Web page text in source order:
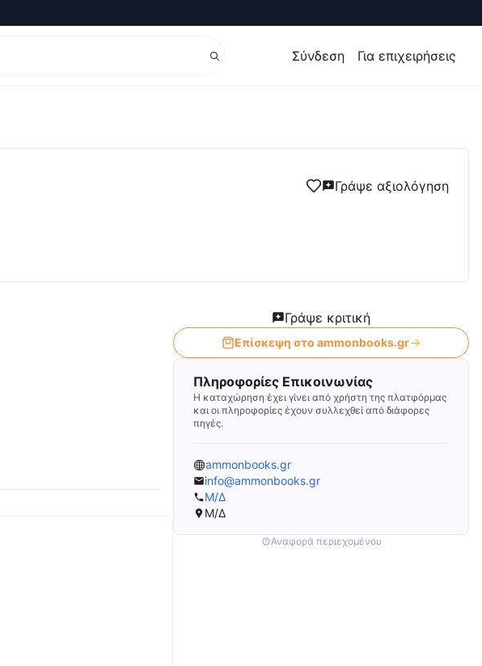
Σύνδεση Για επιχειρήσεις
Γράψε αξιολόγηση
Γράψε κριτική
Επίσκεψη στο ammonbooks.gr
Πληροφορίες Επικοινωνίας
Η καταχώρηση έχει γίνει από χρήστη της πλατφόρμας
και οι πληροφορίες έχουν συλλεχθεί από διάφορες
πηγές.
ammonbooks.gr
info@ammonbooks.gr
Μ/Δ
Μ/Δ
Αναφορά περιεχομένου